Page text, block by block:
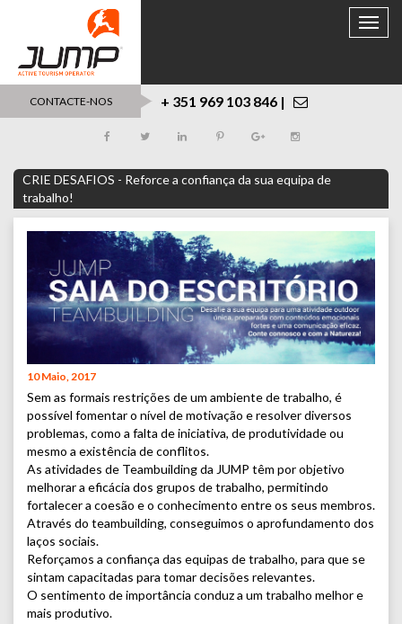
Toggle
CONTACTE-NOS + 351 969 103 846 |
CRIE DESAFIOS - Reforce a confiança da sua equipa de
trabalho!
10 Maio, 2017
Sem as formais restrições de um ambiente de trabalho, é
possível fomentar o nível de motivação e resolver diversos
problemas, como a falta de iniciativa, de produtividade ou
mesmo a existência de conflitos.
As atividades de Teambuilding da JUMP têm por objetivo
melhorar a eficácia dos grupos de trabalho, permitindo
fortalecer a coesão e o conhecimento entre os seus membros.
Através do teambuilding, conseguimos o aprofundamento dos
laços sociais.
Reforçamos a confiança das equipas de trabalho, para que se
sintam capacitadas para tomar decisões relevantes.
O sentimento de importância conduz a um trabalho melhor e
mais produtivo.